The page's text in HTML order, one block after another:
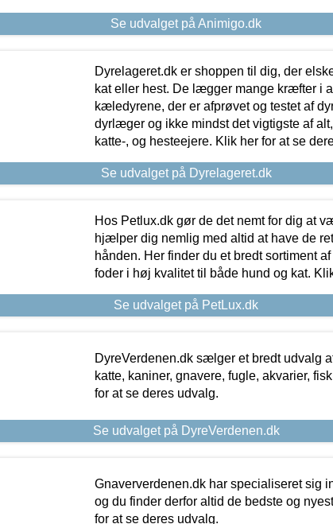
Se udvalget på Animigo.dk
Dyrelageret.dk er shoppen til dig, der
kat eller hest. De lægger mange kræfter i
kæledyrene, der er afprøvet og testet af
dyrlæger og ikke mindst det vigtigste af
katte-, og hesteejere. Klik her for at se
Se udvalget på Dyrelageret.dk
Hos Petlux.dk gør de det nemt for dig at
hjælper dig nemlig med altid at have de
hånden. Her finder du et bredt sortiment
foder i høj kvalitet til både hund og kat.
Se udvalget på PetLux.dk
DyreVerdenen.dk sælger et bredt udvalg
katte, kaniner, gnavere, fugle, akvarier,
for at se deres udvalg.
Se udvalget på DyreVerdenen.dk
Gnaververdenen.dk har specialiseret sig
og du finder derfor altid de bedste og
for at se deres udvalg.